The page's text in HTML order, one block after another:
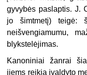
gyvybės paslaptis. J.
jo šimtmetį) teigė:
neišvengiamumu,
blykstelėjimas.
Kanoniniai žanrai
jiems reikia įvaldyto